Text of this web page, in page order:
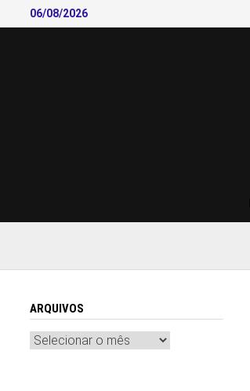
to
06/08/2026
ARQUIVOS
Arquivos